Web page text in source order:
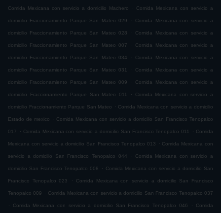
Comida Mexicana con servicio a domicilio Machero . Comida Mexicana con servicio a
domicilio Fraccionamiento Parque San Mateo 029 . Comida Mexicana con servicio a
domicilio Fraccionamiento Parque San Mateo 028 . Comida Mexicana con servicio a
domicilio Fraccionamiento Parque San Mateo 007 . Comida Mexicana con servicio a
domicilio Fraccionamiento Parque San Mateo 034 . Comida Mexicana con servicio a
domicilio Fraccionamiento Parque San Mateo 031 . Comida Mexicana con servicio a
domicilio Fraccionamiento Parque San Mateo 009 . Comida Mexicana con servicio a
domicilio Fraccionamiento Parque San Mateo 011 . Comida Mexicana con servicio a
domicilio Fraccionamiento Parque San Mateo . Comida Mexicana con servicio a domicilio
Estado de mexico . Comida Mexicana con servicio a domicilio San Francisco Tenopalco
017 . Comida Mexicana con servicio a domicilio San Francisco Tenopalco 011 . Comida
Mexicana con servicio a domicilio San Francisco Tenopalco 013 . Comida Mexicana con
servicio a domicilio San Francisco Tenopalco 044 . Comida Mexicana con servicio a
domicilio San Francisco Tenopalco 008 . Comida Mexicana con servicio a domicilio San
Francisco Tenopalco 023 . Comida Mexicana con servicio a domicilio San Francisco
Tenopalco 009 . Comida Mexicana con servicio a domicilio San Francisco Tenopalco 037
.
Comida Mexicana con servicio a domicilio San Francisco Tenopalco 046 . Comida